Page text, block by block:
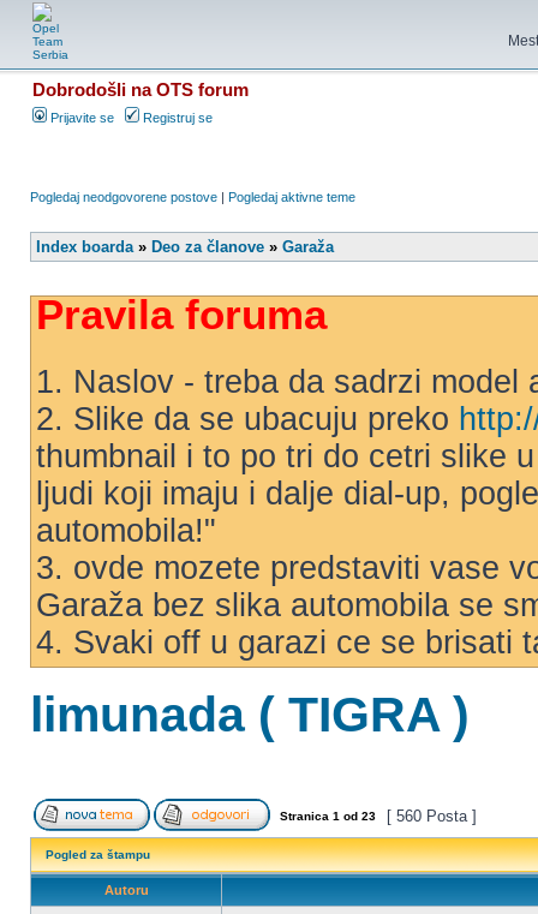
Dobrodošli na OTS forum
Prijavite se Registruj se
Pogledaj neodgovorene postove | Pogledaj aktivne teme
Index boarda» Deo za članove » Garaža
Pravila foruma
1. Naslov - treba da sadrzi model
2. Slike da se ubacuju preko
thumbnail i to po tri do cetri slike
ljudi koji imaju i dalje dial-up,
automobila!"
3. ovde mozete predstaviti vase
Garaža bez slika automobila se
4. Svaki off u garazi ce se brisati
limunada ( TIGRA )
Stranica 1 od 23 [ 560 Posta ]
Pogled za štampu
Autoru